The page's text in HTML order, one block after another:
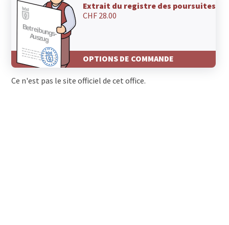
Extrait du registre des poursuites
CHF 28.00
OPTIONS DE COMMANDE
Ce n'est pas le site officiel de cet office.